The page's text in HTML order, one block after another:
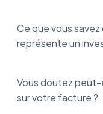
Ce que vous
représente un
Vous doutez
sur votre facture ?